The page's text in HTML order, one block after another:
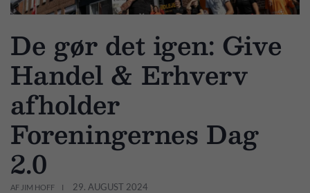
De gør det igen: Give
Handel & Erhverv
afholder
Foreningernes Dag
2.0
AF JIM HOFF 29. AUGUST 2024